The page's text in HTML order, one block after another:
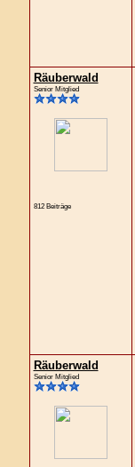
Räuberwald
Senior Mitglied
812 Beiträge
Räuberwald
Senior Mitglied